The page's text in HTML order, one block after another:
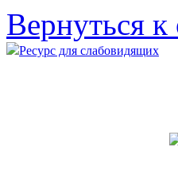
Вернуться
Ресурс для слабовидящих